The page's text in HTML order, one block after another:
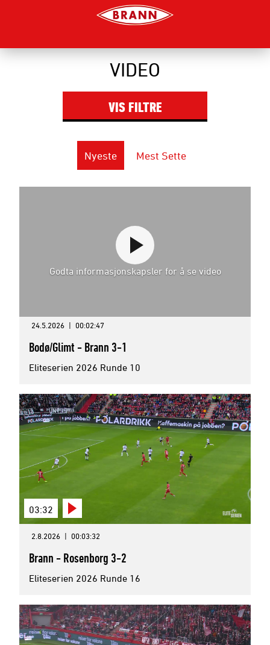
VIDEO
Nyeste Mest Sette
Godta informasjonskapsler for å se video
24.5.2026 | 00:02:47
Bodø/Glimt - Brann 3-1
Eliteserien 2026 Runde 10
03:32
2.8.2026 | 00:03:32
Brann - Rosenborg 3-2
Eliteserien 2026 Runde 16
VISFILTRE